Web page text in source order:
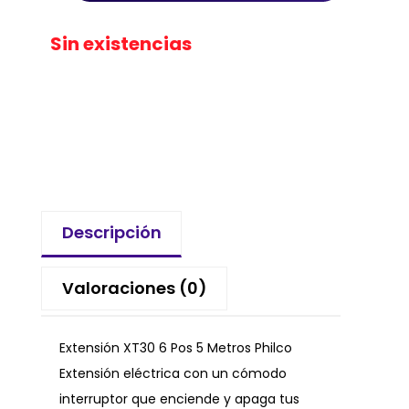
Sin existencias
Descripción
Valoraciones (0)
Extensión XT30 6 Pos 5 Metros Philco
Extensión eléctrica con un cómodo
interruptor que enciende y apaga tus